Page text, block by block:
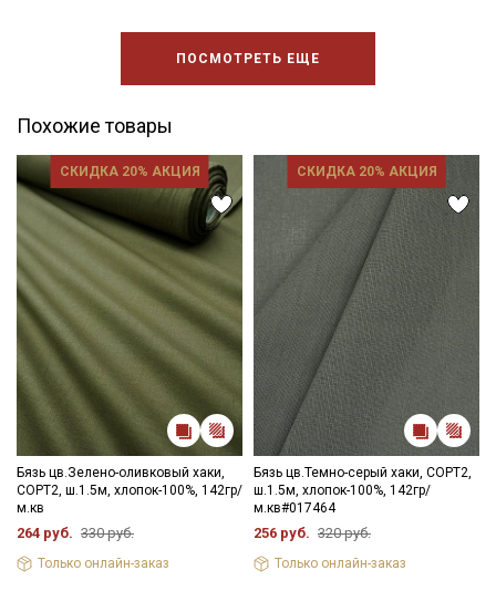
ПОСМОТРЕТЬ ЕЩЕ
Похожие товары
СКИДКА 20% АКЦИЯ
Бязь цв.Зелено-оливковый хаки,
СОРТ2, ш.1.5м, хлопок-100%, 142гр/
м.кв
264 руб. 330 руб.
Только онлайн-заказ
СКИДКА 20% АКЦИЯ
Бязь цв.Темно-серый хаки, СОРТ2,
ш.1.5м, хлопок-100%, 142гр/
м.кв#017464
256 руб. 320 руб.
Только онлайн-заказ